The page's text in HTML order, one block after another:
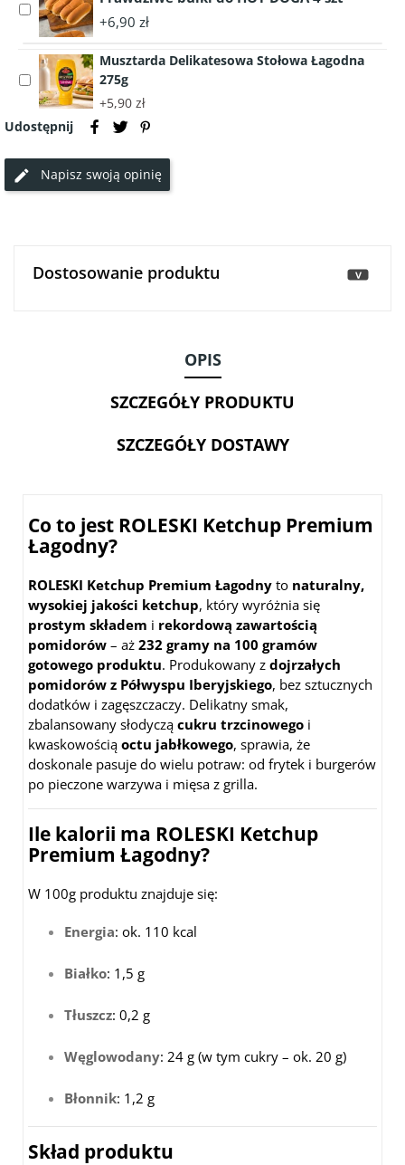
w
Plastrach
100g
szynki
DOLINA
DOBRA
200g
Select
accessory
bułki
HOT
DOGA
szt
+6,90 zł
Select
accessory
Musztarda
Delikatesowa
Stołowa
Łagodna
275g
Musztarda Delikatesowa Stołowa Łagodna
275g
+5,90 zł
Udostępnij
Napisz swoją opinię
Dostosowanie produktu >
OPIS
SZCZEGÓŁY PRODUKTU
SZCZEGÓŁY DOSTAWY
Co to jest ROLESKI Ketchup Premium
Łagodny?
ROLESKI Ketchup Premium Łagodny to naturalny,
wysokiej jakości ketchup, który wyróżnia się
prostym składem i rekordową zawartością
pomidorów – aż 232 gramy na 100 gramów
gotowego produktu. Produkowany z dojrzałych
pomidorów z Półwyspu Iberyjskiego, bez sztucznych
dodatków i zagęszczaczy. Delikatny smak,
zbalansowany słodyczą cukru trzcinowego i
kwaskowością octu jabłkowego, sprawia, że
doskonale pasuje do wielu potraw: od frytek i burgerów
po pieczone warzywa i mięsa z grilla.
Ile kalorii ma ROLESKI Ketchup
Premium Łagodny?
W 100g produktu znajduje się:
Energia: ok. 110 kcal
Białko: 1,5 g
Tłuszcz: 0,2 g
Węglowodany: 24 g (w tym cukry – ok. 20 g)
Błonnik: 1,2 g
Skład produktu